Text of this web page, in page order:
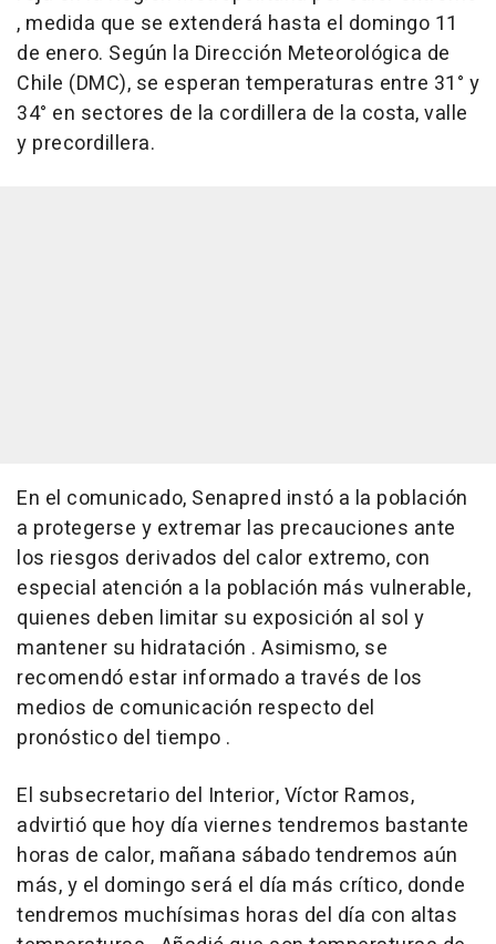
, medida que se extenderá hasta el domingo 11
de enero. Según la Dirección Meteorológica de
Chile (DMC), se esperan temperaturas entre 31° y
34° en sectores de la cordillera de la costa, valle
y precordillera.
En el comunicado, Senapred instó a la población
a protegerse y extremar las precauciones ante
los riesgos derivados del calor extremo, con
especial atención a la población más vulnerable,
quienes deben limitar su exposición al sol y
mantener su hidratación . Asimismo, se
recomendó estar informado a través de los
medios de comunicación respecto del
pronóstico del tiempo .
El subsecretario del Interior, Víctor Ramos,
advirtió que hoy día viernes tendremos bastante
horas de calor, mañana sábado tendremos aún
más, y el domingo será el día más crítico, donde
tendremos muchísimas horas del día con altas